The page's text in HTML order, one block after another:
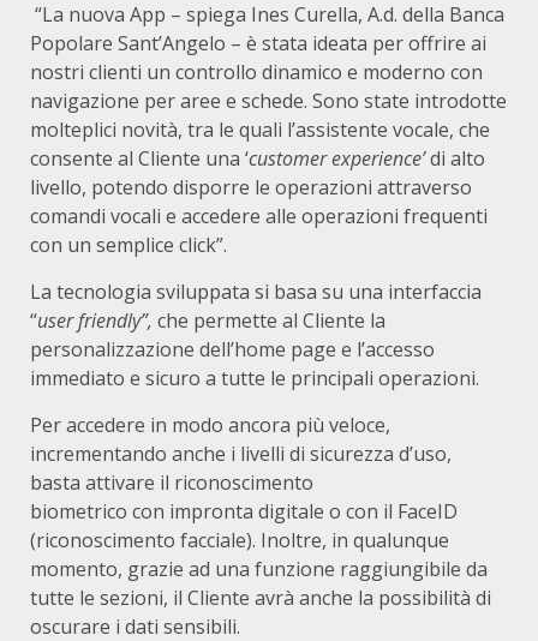
“La nuova App – spiega Ines Curella, A.d. della Banca
Popolare Sant’Angelo – è stata ideata per offrire ai
nostri clienti un controllo dinamico e moderno con
navigazione per aree e schede. Sono state introdotte
molteplici novità, tra le quali l’assistente vocale, che
consente al Cliente una ‘customer experience’di alto
livello, potendo disporre le operazioni attraverso
comandi vocali e accedere alle operazioni frequenti
con un semplice click”.
La tecnologia sviluppata si basa su una interfaccia
“user friendly”, che permette al Cliente la
personalizzazione dell’home page e l’accesso
immediato e sicuro a tutte le principali operazioni.
Per accedere in modo ancora più veloce,
incrementando anche i livelli di sicurezza d’uso,
basta attivare il riconoscimento
biometrico con impronta digitale o con il FaceID
(riconoscimento facciale). Inoltre, in qualunque
momento, grazie ad una funzione raggiungibile da
tutte le sezioni, il Cliente avrà anche la possibilità di
oscurare i dati sensibili.